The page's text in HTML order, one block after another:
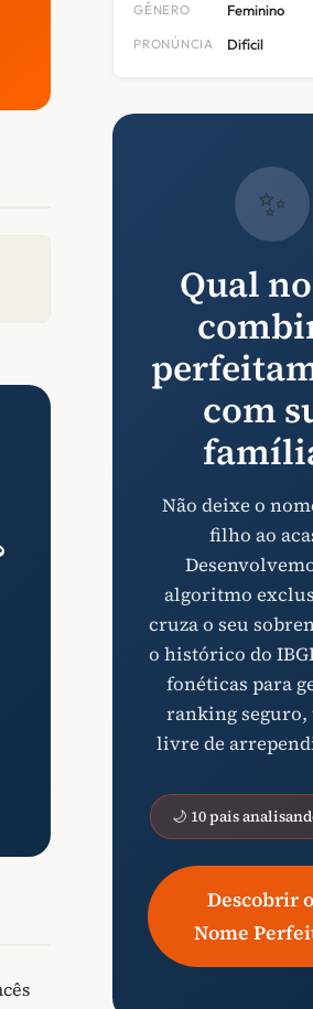
GÊNERO Feminino
PRONÚNCIA Difícil
✨
Qual
com
Não deixe o
filho ao
algoritmo
cruza o seu
o histórico do
fonéticas para
ranking seguro,
livre de
🌙 10 pais
Descobrir o
Nome